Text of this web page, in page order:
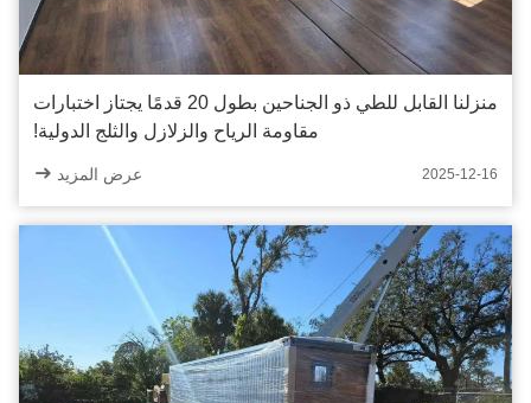
منزلنا القابل للطي ذو الجناحين بطول 20 قدمًا يجتاز اختبارات
مقاومة الرياح والزلازل والثلج الدولية!
2025-12-16 عرض المزيد